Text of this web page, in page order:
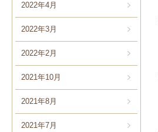
2022年4月
2022年3月
2022年2月
2021年10月
2021年8月
2021年7月